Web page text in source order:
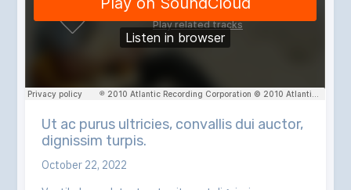
Ut ac purus ultricies, convallis dui auctor,
dignissim turpis.
October 22, 2022